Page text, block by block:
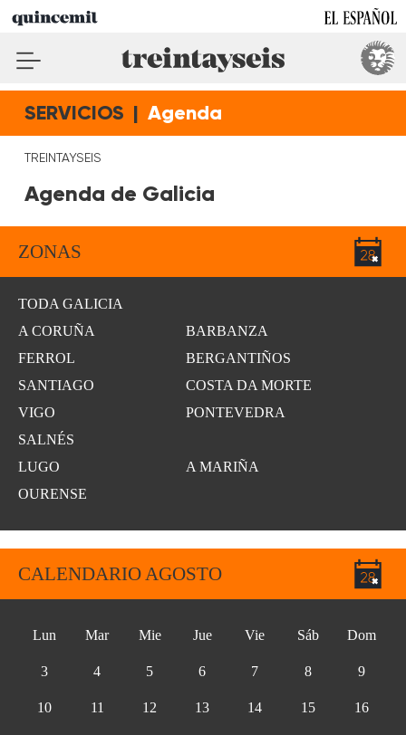
SERVICIOS | Agenda
TREINTAYSEIS
Agenda de Galicia
ZONAS
TODA GALICIA
A CORUÑA
FERROL
SANTIAGO
BARBANZA
BERGANTIÑOS
COSTA DA MORTE
VIGO
SALNÉS
PONTEVEDRA
LUGO
A MARIÑA
OURENSE
CALENDARIO AGOSTO
Lun Mar Mie Jue Vie Sáb Dom
3 4 5 6 7 8 9
10 11 12 13 14 15 16